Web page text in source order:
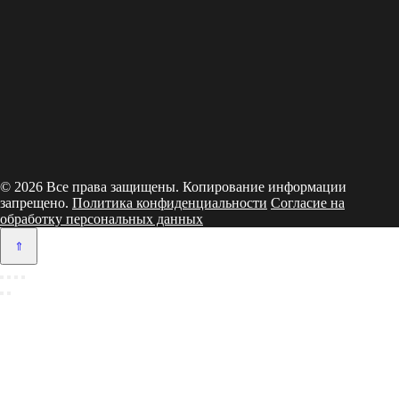
© 2026 Все права защищены. Копирование информации
запрещено. Политика конфиденциальности Согласие на
обработку персональных данных